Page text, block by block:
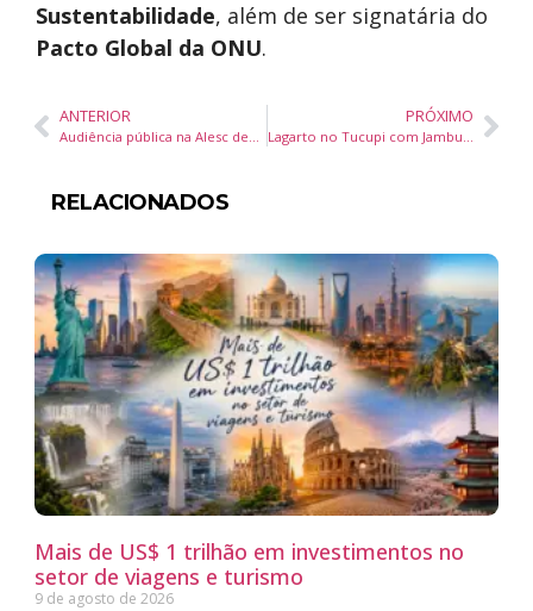
Sustentabilidade, além de ser signatária do
Pacto Global da ONU.
ANTERIOR
Audiência pública na Alesc debate políticas públicas para o paradesporto em Santa Catarina
PRÓXIMO
Lagarto no Tucupi com Jambu e Bolo de Castanha-do-Pará com Calda de Açaí
RELACIONADOS
Mais de US$ 1 trilhão em investimentos no
setor de viagens e turismo
9 de agosto de 2026